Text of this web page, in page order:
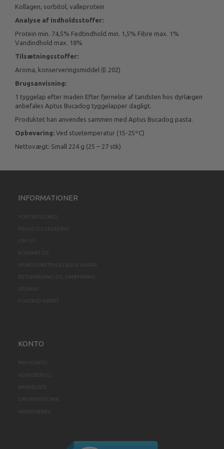
Kollagen, sorbitol, valleprotein
Analyse af indholdsstoffer:
Protein min. 74,5% Fedtindhold min. 1,5% Fibre max. 1%
Vandindhold max. 18%
Tilsætningsstoffer:
Aroma, konserveringsmiddel (E 202)
Brugsanvisning:
1 tyggelap efter maden Efter fjernelse af tandsten hos dyrlægen
anbefales Aptus Bucadog tyggelapper dagligt.
Produktet han anvendes sammen med Aptus Bucadog pasta.
Opbevaring: Ved stuetemperatur (15-25ºC)
Nettovægt: Small 224 g (25 – 27 stk)
INFORMATIONER
FORTROLIGHED
FRAGT OG LEVERING
OM OS
KONTAKT OS
HANDELSBETINGELSER & VILKÅR
RETURNERING OG OMBYTNING
SITEMAP
FORTRYD KØBET
KONTO
MIN KONTO
ADRESSEBOG
ØNSKELISTE
ORDREHISTORIK
NYHEDSBREV